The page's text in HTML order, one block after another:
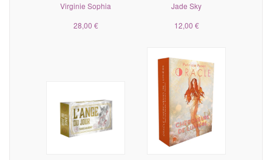
Virginie Sophia
28,00 €
Jade Sky
12,00 €